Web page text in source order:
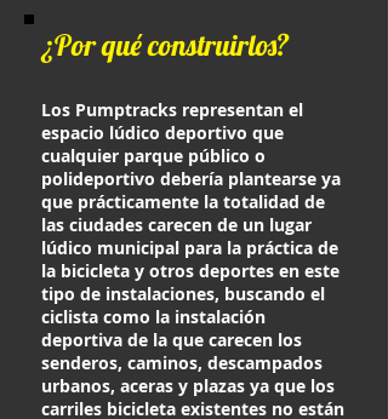
¿Por qué construirlos?
Los Pumptracks representan el
espacio lúdico deportivo que
cualquier parque público o
polideportivo debería plantearse ya
que prácticamente la totalidad de
las ciudades carecen de un lugar
lúdico municipal para la práctica de
la bicicleta y otros deportes en este
tipo de instalaciones, buscando el
ciclista como la instalación
deportiva de la que carecen los
senderos, caminos, descampados
urbanos, aceras y plazas ya que los
carriles bicicleta existentes no están